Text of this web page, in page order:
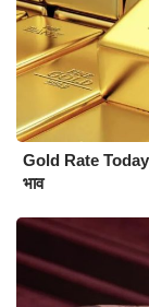
Gold Rate Today :
भाव